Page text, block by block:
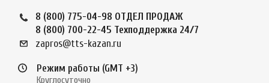
8 (800) 775-04-98 ОТДЕЛ ПРОДАЖ
8 (800) 700-22-45 Техподдержка 24/7
zapros@tts-kazan.ru
Режим работы (GMT +3)
Круглосуточно